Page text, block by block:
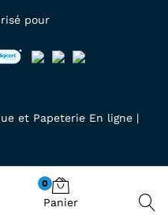
et Papeterie En ligne |
pour
0
Panier